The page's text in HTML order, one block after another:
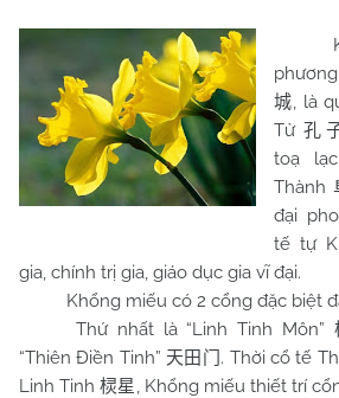
城, là
Tử孔
toạ
Thành
đại
tế tự
gia, chính trị gia, giáo dục gia vĩ đại.
Khổng miếu có 2 cổng đặc biệt
Thứ nhất là “Linh Tinh Môn”
“Thiên Điền Tinh” 天田门 . Thời cổ tế
Linh Tinh棂星 , Khổng miếu thiết trí